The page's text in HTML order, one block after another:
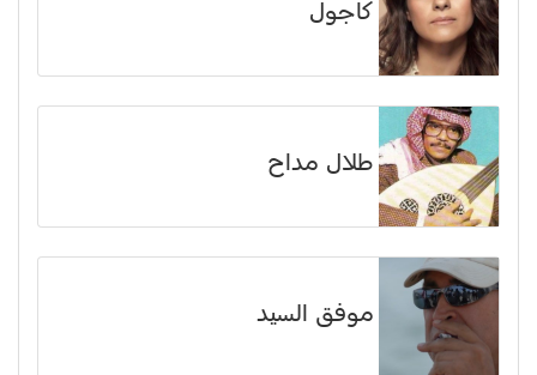
كاجول
طلال مداح
موفق السيد